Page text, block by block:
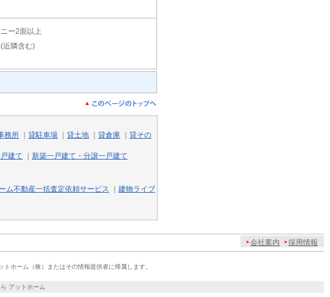
ー2面以上
近隣含む)
務所 貸駐車場 貸土地 貸倉庫
貸その
建て
新築一戸建て・分譲一戸建て
ム不動産一括査定依頼サービス
建物ライブ
会社案内 採用情報
トホーム（株）またはその情報提供者に帰属します。
アットホーム